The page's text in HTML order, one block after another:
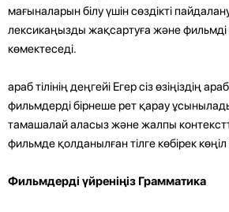
мағыналарын білу үшін сөздікті
лексикаңызды жақсартуға және фильмді
көмектеседі.
араб тілінің деңгейі Егер сіз өзіңіздің
фильмдерді бірнеше рет қарау
тамашалай аласыз және жалпы контекстті
фильмде қолданылған тілге көбірек
Фильмдерді үйреніңіз Грамматика